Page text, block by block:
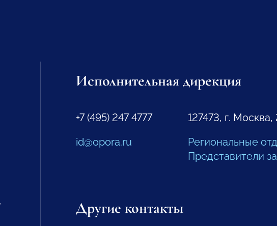
Исполнительная дирекция
+7 (495) 247 4777
id@opora.ru
127473, г.
Региональные
Представители
Другие контакты